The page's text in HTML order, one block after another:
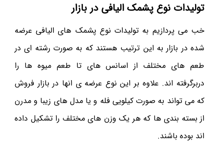
تولیدات نوع پشمک الیافی در بازار
خب می پردازیم به تولیدات نوع پشمک های الیافی عرضه
شده در بازار به این ترتیب هستند که به صورت رشته ای در
طعم های مختلف از اسانس های تا طعم میوه ها را
دربرگرفته اند. علاوه بر این نوع عرضه ی انها در بازار فروش
که می تواند به صورت کیلویی فله و یا مدل های زیبا و مدرن
از بسته بندی ها که هر یک وزن های مختلف را تشکیل داده
اند بوده باشند.